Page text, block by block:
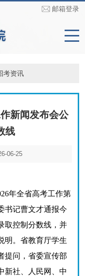
邮箱登录
考资讯
新闻发布会公
线
06-25
年全省高考工作第
书记曹文才通报今
取控制分数线，并
明。省教育厅学生
提问，省委宣传部
新社、人民网、中